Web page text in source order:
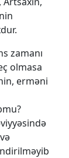
zamanı
olmasa
erməni